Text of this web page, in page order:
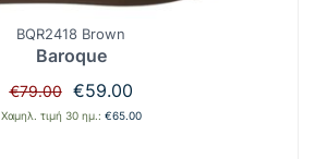
BQR2418 Brown
Baroque
€79.00
Original
price
€59.00Η
τρέχουσα
Χαμηλ. τιμή 30 ημ.: €65.00